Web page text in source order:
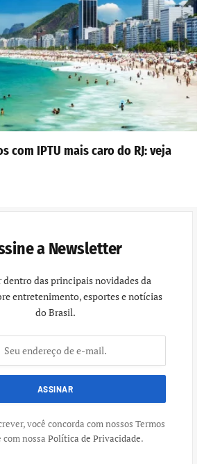
com IPTU mais caro do RJ: veja
a Newsletter
dentro das principais novidades da
entretenimento, esportes e notícias
do Brasil.
você concorda com nossos Termos
com nossa Política de Privacidade.